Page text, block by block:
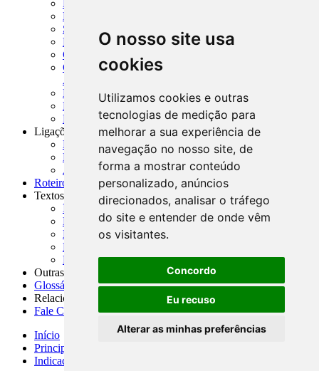
O nosso site usa
cookies
Utilizamos cookies e outras
tecnologias de medição para
melhorar a sua experiência de
navegação no nosso site, de
forma a mostrar conteúdo
personalizado, anúncios
direcionados, analisar o tráfego
do site e entender de onde vêm
os visitantes.
Concordo
Eu recuso
Alterar as minhas preferências
MTVM - Manual de Títulos e Valores Mobiliários
MCR - Manual de Crédito Rural
SISORF - Manual de Organização do SFN
MASUP - Manual de Supervisão Bancária
CADOC - Catálogo de Documentos
CNAE-CONCLA - Classificação Nacional de
Atividades Econômicas
PMF - Cartilhas do BCB
Manuais Auxiliares do BCB e Cosif-e
Resenhas Diárias Governamentais
Ligações Externas
Links Úteis
Presidência da República
Agências Nacionais Reguladoras
Roteiros para Estudos
Textos
Índice de Textos
Editorial
Monografias
Na Imprensa
Fórum de Discussão
Outras ferramentas
Glossário
Relacionamento
Fale Conosco
Início
Principais notícias
Indicadores